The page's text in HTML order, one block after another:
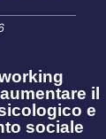
il
e
sociale